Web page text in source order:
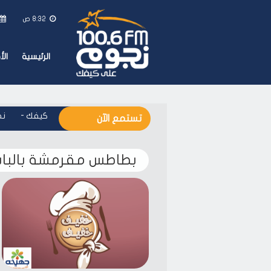
8:32 ص
الرئيسية
تستمع الآن -نجوم اف ام - على كيفك
بطاطس مقرمشة